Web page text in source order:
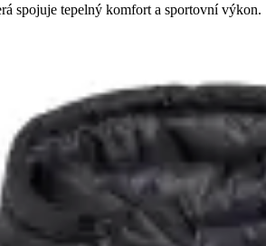
spojuje tepelný komfort a sportovní výkon.